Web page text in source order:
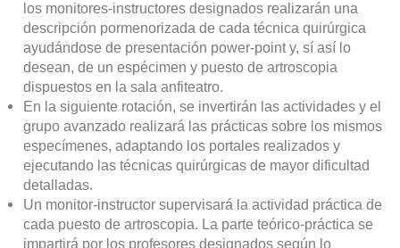
los monitores-instructores designados realizarán una
descripción pormenorizada de cada técnica quirúrgica
ayudándose de presentación power-point y, sí así lo
desean, de un espécimen y puesto de artroscopia
dispuestos en la sala anfiteatro.
En la siguiente rotación, se invertirán las actividades y el
grupo avanzado realizará las prácticas sobre los mismos
especímenes, adaptando los portales realizados y
ejecutando las técnicas quirúrgicas de mayor dificultad
detalladas.
Un monitor-instructor supervisará la actividad práctica de
cada puesto de artroscopia. La parte teórico-práctica se
impartirá por los profesores designados según lo